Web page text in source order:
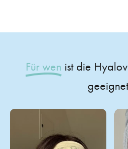
Für wen ist die